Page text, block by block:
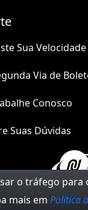
o tráfego
mais em Política
Sua Velocidade
Via de
Conosco
Suas Dúvidas